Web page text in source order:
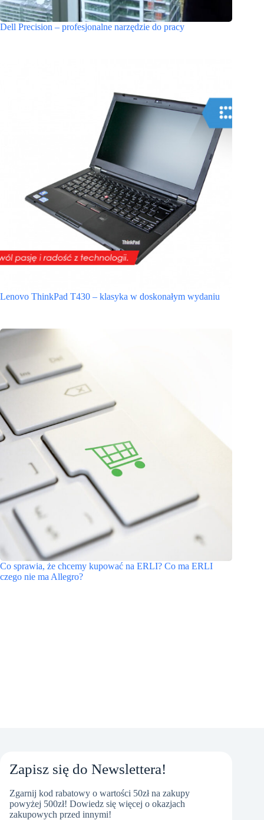
Dell Precision – profesjonalne narzędzie do pracy
Lenovo ThinkPad T430 – klasyka w doskonałym wydaniu
Co sprawia, że chcemy kupować na ERLI? Co ma ERLI
czego nie ma Allegro?
Zapisz się do Newslettera!
Zgarnij kod rabatowy o wartości 50zł na zakupy
powyżej 500zł! Dowiedz się więcej o okazjach
zakupowych przed innymi!